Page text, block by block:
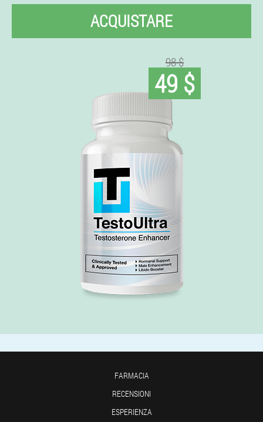
ACQUISTARE
98 $
49 $
FARMACIA
RECENSIONI
ESPERIENZA